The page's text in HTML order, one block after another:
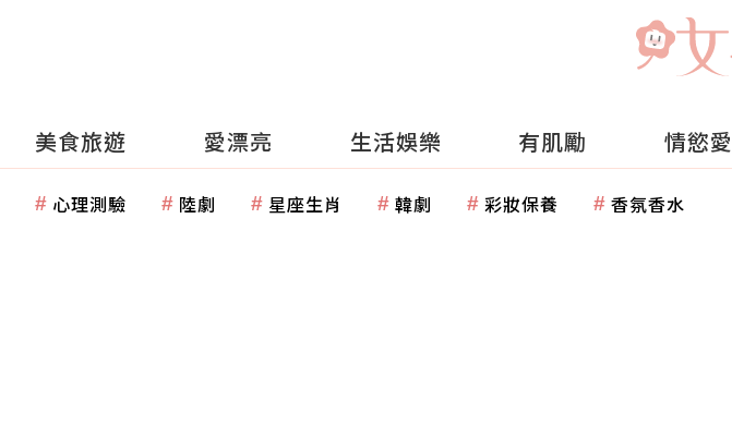
美食旅遊 愛漂亮 生活娛樂 有肌勵 情慾
心理測驗 陸劇 星座生肖 韓劇 彩妝保養 香氛香水